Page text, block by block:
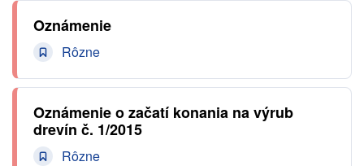
Oznámenie
Rôzne
Oznámenie o začatí konania na výrub
drevín č. 1/2015
Rôzne